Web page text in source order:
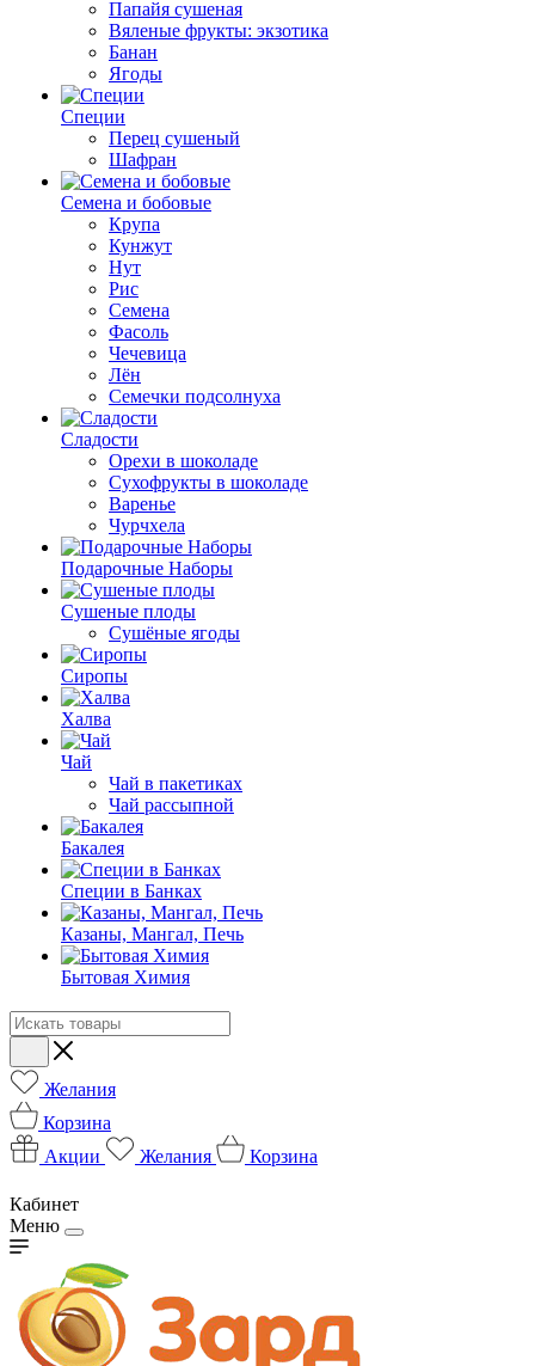
Папайя сушеная
Вяленые фрукты: экзотика
Банан
Ягоды
Специи
Перец сушеный
Шафран
Семена и бобовые
Крупа
Кунжут
Нут
Рис
Семена
Фасоль
Чечевица
Лён
Семечки подсолнуха
Сладости
Орехи в шоколаде
Сухофрукты в шоколаде
Варенье
Чурчхела
Подарочные Наборы
Cушеные плоды
Сушёные ягоды
Сиропы
Халва
Чай
Чай в пакетиках
Чай рассыпной
Бакалея
Специи в Банках
Казаны, Мангал, Печь
Бытовая Химия
Желания
Корзина
Акции
Желания Корзина
Кабинет
Меню